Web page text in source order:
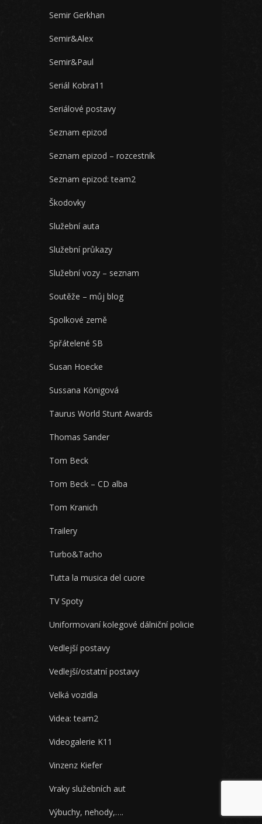
Semir Gerkhan
Semir&Alex
Semir&Paul
Seriál Kobra11
Seriálové postavy
Seznam epizod
Seznam epizod – rozcestník
Seznam epizod: team2
Škodovky
Služební auta
Služební průkazy
Služební vozy – seznam
Soutěže – můj blog
Spolkové země
Spřátelené SB
Susan Hoecke
Sussana Königová
Taurus World Stunt Awards
Thomas Sander
Tom Beck
Tom Beck – CD alba
Tom Kranich
Trailery
Turbo&Tacho
Tutta la musica del cuore
TV Spoty
Uniformovaní kolegové dálniční policie
Vedlejší postavy
Vedlejší/ostatní postavy
Velká vozidla
Videa: team2
Videogalerie K11
Vinzenz Kiefer
Vraky služebních aut
Výbuchy, nehody,….